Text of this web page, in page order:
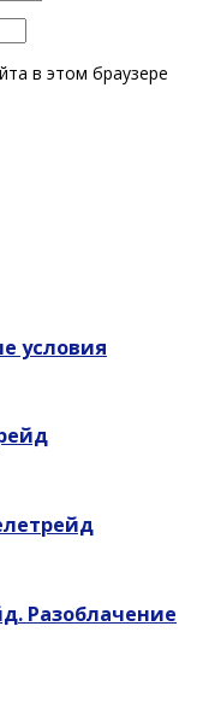
в этом браузере
условия
Разоблачение